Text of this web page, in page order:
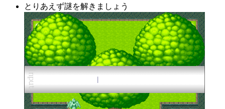
とりあえず謎を解きましょう